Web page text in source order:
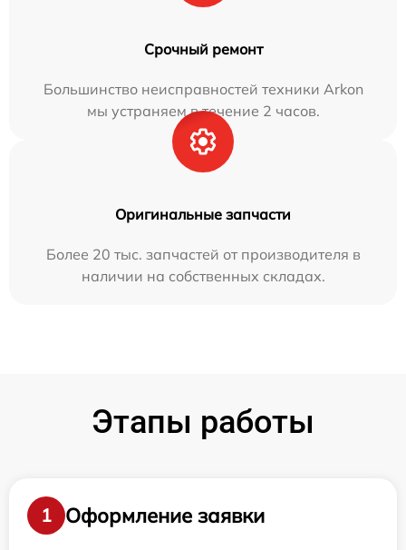
Срочный ремонт
Большинство неисправностей техники Arkon
мы устраняем в течение 2 часов.
Оригинальные запчасти
Более 20 тыс. запчастей от производителя в
наличии на собственных складах.
Этапы работы
1
Оформление заявки